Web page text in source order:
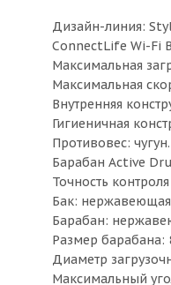
Дизайн-линия:
ConnectLife Wi-Fi
Максимальная
Максимальная
Внутренняя
Гигиеничная
Противовес: чугун.
Барабан Active
Точность
Бак: нержавеющая
Барабан:
Размер барабана:
Диаметр
Максимальный